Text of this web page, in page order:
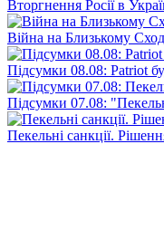
Вторгнення Росії в
Війна на Близькому
Підсумки 08.08: Patriot
Підсумки 07.08:
Пекельні санкції.